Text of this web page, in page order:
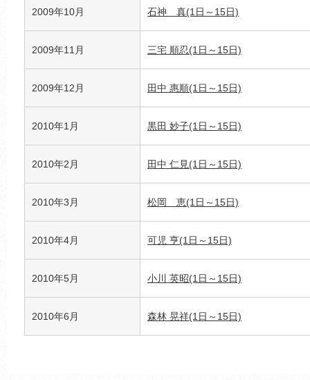
2009年10月 石神 真(1日～15日)
2009年11月 三宅 順忍(1日～15日)
2009年12月 田中 惠順(1日～15日)
2010年1月 黒田 妙子(1日～15日)
2010年2月 田中 仁見(1日～15日)
2010年3月 松岡 恵(1日～15日)
2010年4月 可児 亨(1日～15日)
2010年5月 小川 英昭(1日～15日)
2010年6月 森林 晃祥(1日～15日)